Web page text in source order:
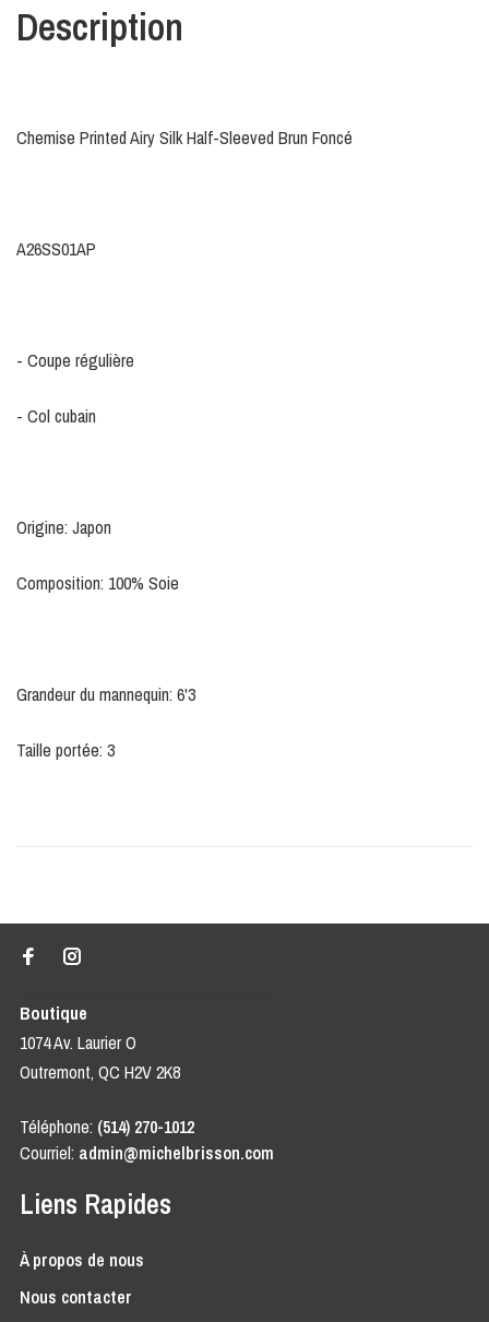
Description
Chemise Printed Airy Silk Half-Sleeved Brun Foncé
A26SS01AP
- Coupe régulière
- Col cubain
Origine: Japon
Composition: 100% Soie
Grandeur du mannequin: 6'3
Taille portée: 3
Boutique
1074 Av. Laurier O
Outremont, QC H2V 2K8
Téléphone: (514) 270-1012
Courriel: admin@michelbrisson.com
Liens Rapides
À propos de nous
Nous contacter